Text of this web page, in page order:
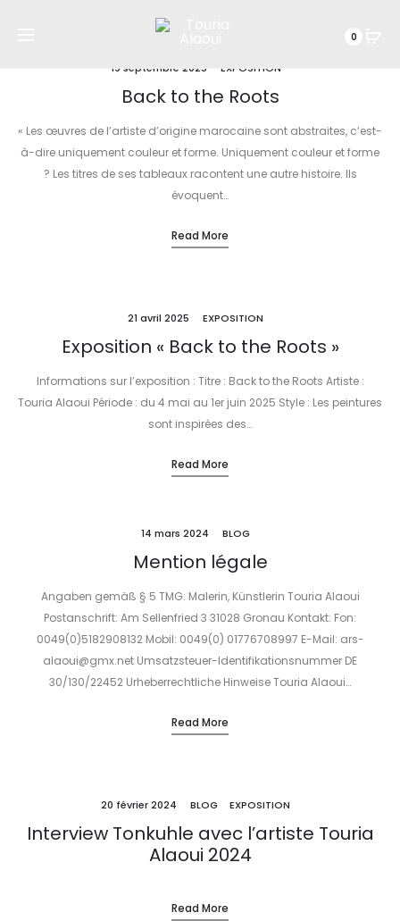
0
19 septembre 2025 EXPOSITION
Back to the Roots
« Les œuvres de l’artiste d’origine marocaine sont abstraites, c’est-
à-dire uniquement couleur et forme. Uniquement couleur et forme
? Les titres de ses tableaux racontent une autre histoire. Ils
évoquent…
Read More
21 avril 2025 EXPOSITION
Exposition « Back to the Roots »
Informations sur l’exposition : Titre : Back to the Roots Artiste :
Touria Alaoui Période : du 4 mai au 1er juin 2025 Style : Les peintures
sont inspirées des…
Read More
14 mars 2024 BLOG
Mention légale
Angaben gemäß § 5 TMG: Malerin, Künstlerin Touria Alaoui
Postanschrift: Am Sellenfried 3 31028 Gronau Kontakt: Fon:
0049(0)5182908132 Mobil: 0049(0) 01776708997 E-Mail: ars-
alaoui@gmx.net Umsatzsteuer-Identifikationsnummer DE
30/130/22452 Urheberrechtliche Hinweise Touria Alaoui…
Read More
20 février 2024 BLOG EXPOSITION
Interview Tonkuhle avec l’artiste Touria
Alaoui 2024
Read More